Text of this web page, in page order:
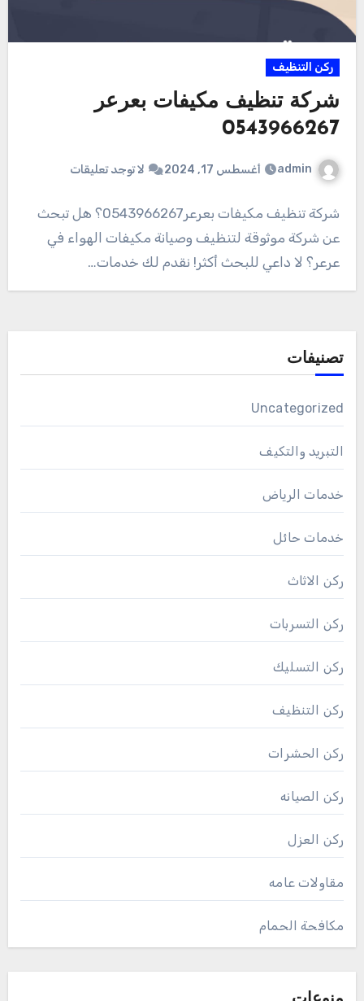
ركن التنظيف
شركة تنظيف مكيفات بعرعر
0543966267
admin أغسطس 17, 2024 لا توجد تعليقات
شركة تنظيف مكيفات بعرعر0543966267؟ هل تبحث
عن شركة موثوقة لتنظيف وصيانة مكيفات الهواء في
عرعر؟ لا داعي للبحث أكثر! نقدم لك خدمات…
تصنيفات
Uncategorized
التبريد والتكيف
خدمات الرياض
خدمات حائل
ركن الاثاث
ركن التسربات
ركن التسليك
ركن التنظيف
ركن الحشرات
ركن الصيانه
ركن العزل
مقاولات عامه
مكافحة الحمام